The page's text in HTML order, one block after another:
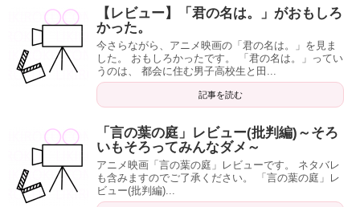
【レビュー】「君の名は。」がおもしろ
かった。
今さらながら、アニメ映画の「君の名は。」を見ま
した。 おもしろかったです。 「君の名は。」ってい
うのは、 都会に住む男子高校生と田...
記事を読む
「言の葉の庭」レビュー(批判編)～そろ
いもそろってみんなダメ～
アニメ映画「言の葉の庭」レビューです。 ネタバレ
も含みますのでご了承ください。 「言の葉の庭」レ
ビュー(批判編)...